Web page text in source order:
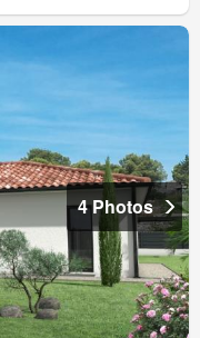
4 Photos